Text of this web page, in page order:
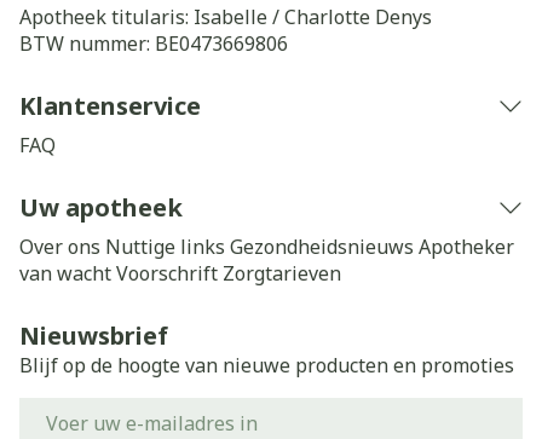
Apotheek titularis: Isabelle / Charlotte Denys
BTW nummer: BE0473669806
Klantenservice
FAQ
Uw apotheek
Over ons Nuttige links Gezondheidsnieuws Apotheker
van wachtVoorschrift Zorgtarieven
Nieuwsbrief
Blijf op de hoogte van nieuwe producten en promoties